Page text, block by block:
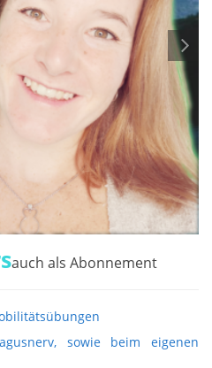
auch als Abonnement
sowie beim eigenen